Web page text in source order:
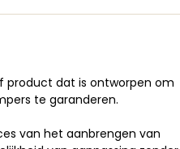
product dat is ontworpen om
te garanderen.
van het aanbrengen van